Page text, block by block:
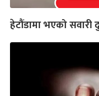
हेटौंडामा भएको सवारी